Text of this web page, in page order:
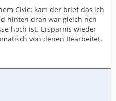
Civic: kam der brief das ich
hinten dran war gleich nen
hoch ist. Ersparnis wieder
von denen Bearbeitet.